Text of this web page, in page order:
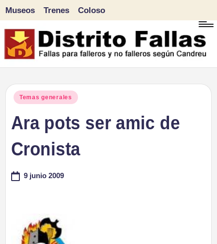
Saltar
al
Museos Trenes Coloso
Publicado
Temas generales
Ara pots ser amic de
Cronista
9 junio 2009